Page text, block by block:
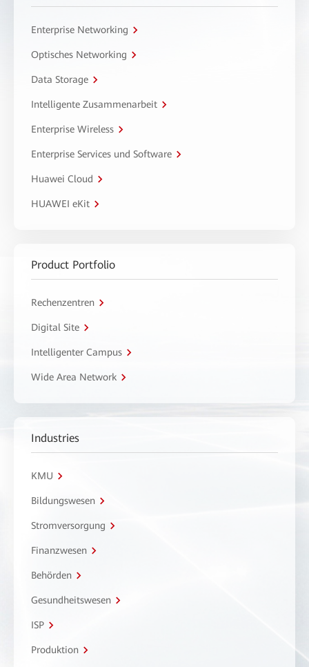
Enterprise Networking
Optisches Networking
Data Storage
Intelligente Zusammenarbeit
Enterprise Wireless
Enterprise Services und Software
Huawei Cloud
HUAWEI eKit
Product Portfolio
Rechenzentren
Digital Site
Intelligenter Campus
Wide Area Network
Industries
KMU
Bildungswesen
Stromversorgung
Finanzwesen
Behörden
Gesundheitswesen
ISP
Produktion